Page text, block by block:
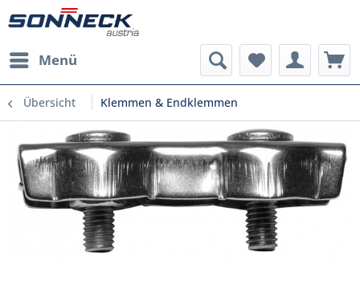
Menü
Übersicht Klemmen & Endklemmen